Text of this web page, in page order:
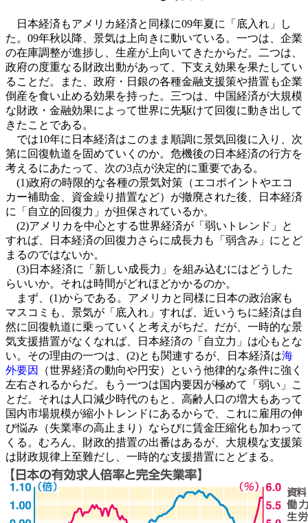
日本経済もアメリカ経済と同様に09年夏に「底入れ」し
た。09年秋以降、景気は上向きに動いている。一つは、企業
の在庫調整が進捗し、生産が上向いてきたからだ。二つは、
政府の度重なる財政出動があって、下支え効果を果たしてい
ることだ。また、政府・日銀の各種金融支援策や措置も企業
倒産を食い止める効果を持った。三つは、中国経済が大規模
な財政・金融効果によって世界に先駆けて回復に動き出して
きたことである。
では10年に日本経済はこのまま順調に景気回復に入り、次
第に回復軌道を固めていくのか。危機後の日本経済の行方を
考えるにあたって、次の3点が決定的に重要である。
(1)政府の時限的な各種の景気対策（エコポイントやエコ
カー補助金、資金繰り措置など）が撤廃された後、日本経済
に「自立的回復力」が担保されているか。
(2)アメリカを中心とする世界経済が「弱いトレンド」と
すれば、日本経済の回復力さらに成長力も「弱含み」にとど
まるのではないか。
(3)日本経済に「新しい成長力」を組み込むにはどうした
らいいか。それは時間がどれほどかかるのか。
まず、(1)からである。アメリカと同様に日本の政治家も
マスコミも、景気が「底入れ」すれば、近いうちに経済は自
然に回復軌道に乗っていくと考えがちだ。だが、一時的な景
気支援措置がなくなれば、日本経済の「自立力」は心もとな
い。その理由の一つは、(2)とも関連するが、日本経済は海
外要因
（世界経済の動向や円安）という他律的な条件に強く
左右されるからだ。もう一つは国内要因が極めて「弱い」こ
とだ。それは人口減少時代のもと、高齢人口の増大もあって
国内市場規模が縮小トレンドにあるからで、これに雇用の伸
び悩み（失業率の高止まり）ならびに賃金圧縮化も加わって
くる。むろん、財政的措置の出番はあるが、大規模な支援策
は財政規律上至難だし、一時的な支援措置にとどまる。